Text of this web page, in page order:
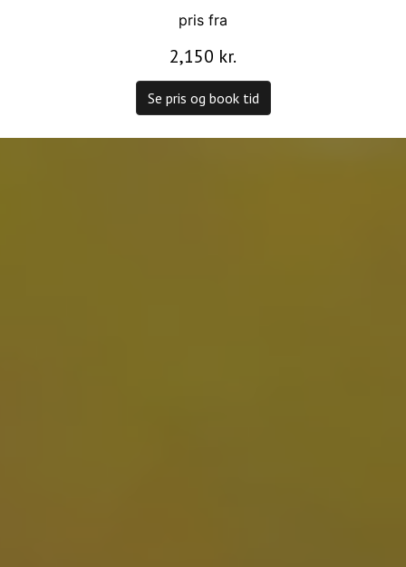
pris fra
2,150 kr.
Se pris og book tid